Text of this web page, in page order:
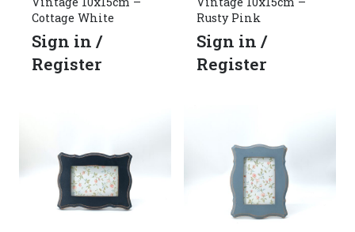
Cottage White
Sign in /
Register
Rusty Pink
Sign in /
Register